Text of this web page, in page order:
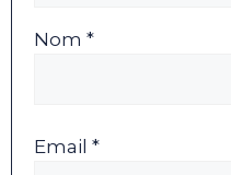
Nom *
Email *